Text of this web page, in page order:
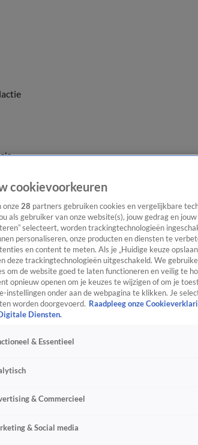
cookievoorkeuren
onze28 partners gebruiken cookies en vergelijkbare
als gebruiker van onze website(s), jouw gedrag en
selecteert, worden trackingtechnologieën
personaliseren, onze producten en diensten te
en content te meten. Als je „Huidige keuze
deze trackingtechnologieën uitgeschakeld. We
om de website goed te laten functioneren en veilig te
opnieuw openen om je keuzes te wijzigen of om je
instellingen onder aan de webpagina te klikken. Je
worden doorgevoerd. Raadpleeg onze
Diensten.
& Essentieel
& Commercieel
& Social media